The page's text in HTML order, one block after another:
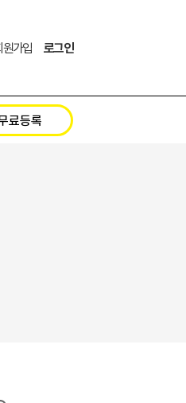
원가입 로그인
료등록